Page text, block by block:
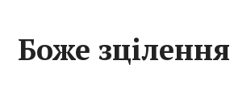
Боже зцілення